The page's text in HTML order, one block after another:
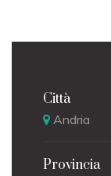
Città
Andria
Provincia